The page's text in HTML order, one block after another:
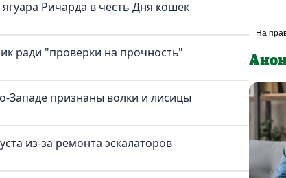
Ричарда в честь Дня кошек
ради "проверки на прочность"
Западе признаны волки и лисицы
из-за ремонта эскалаторов